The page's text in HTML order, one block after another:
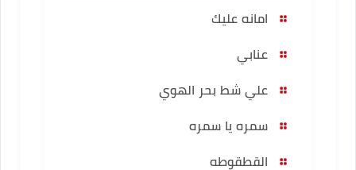
امانه عليك
عنابي
علي شط بحر الهوي
سمره يا سمره
القطقوطه